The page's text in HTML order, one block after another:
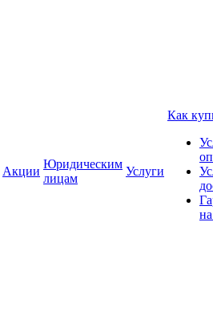
Акции
Юридическим
лицам
Услуги
Как